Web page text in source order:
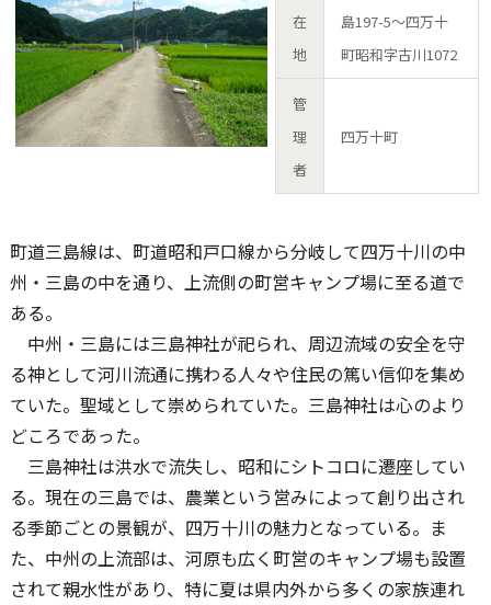
在
地
島197-5～四万十
町昭和字古川1072
管
理
者
四万十町
町道三島線は、町道昭和戸口線から分岐して四万十川の中
州・三島の中を通り、上流側の町営キャンプ場に至る道で
ある。
中州・三島には三島神社が祀られ、周辺流域の安全を守
る神として河川流通に携わる人々や住民の篤い信仰を集め
ていた。聖域として崇められていた。三島神社は心のより
どころであった。
三島神社は洪水で流失し、昭和にシトコロに遷座してい
る。現在の三島では、農業という営みによって創り出され
る季節ごとの景観が、四万十川の魅力となっている。ま
た、中州の上流部は、河原も広く町営のキャンプ場も設置
されて親水性があり、特に夏は県内外から多くの家族連れ